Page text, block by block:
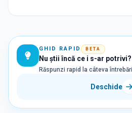
GHID RAPID BETA
Nu știi încă ce i s-ar potrivi?
Răspunzi rapid la câteva
Deschide